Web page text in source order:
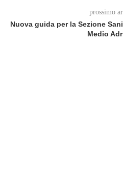
prossimo
Nuova guida per la Sezione
Medio